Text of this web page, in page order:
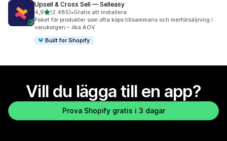
Upsell & Cross Sell — Selleasy
4,9av 5 stjärnor
(2 485)
2485 recensioner totalt
•Gratis att installera
Paket för produkter som ofta köps tillsammans och merförsäljning i
varukorgen – öka AOV
Built for Shopify
Vill du lägga till en app?
Prova Shopify gratis i 3 dagar